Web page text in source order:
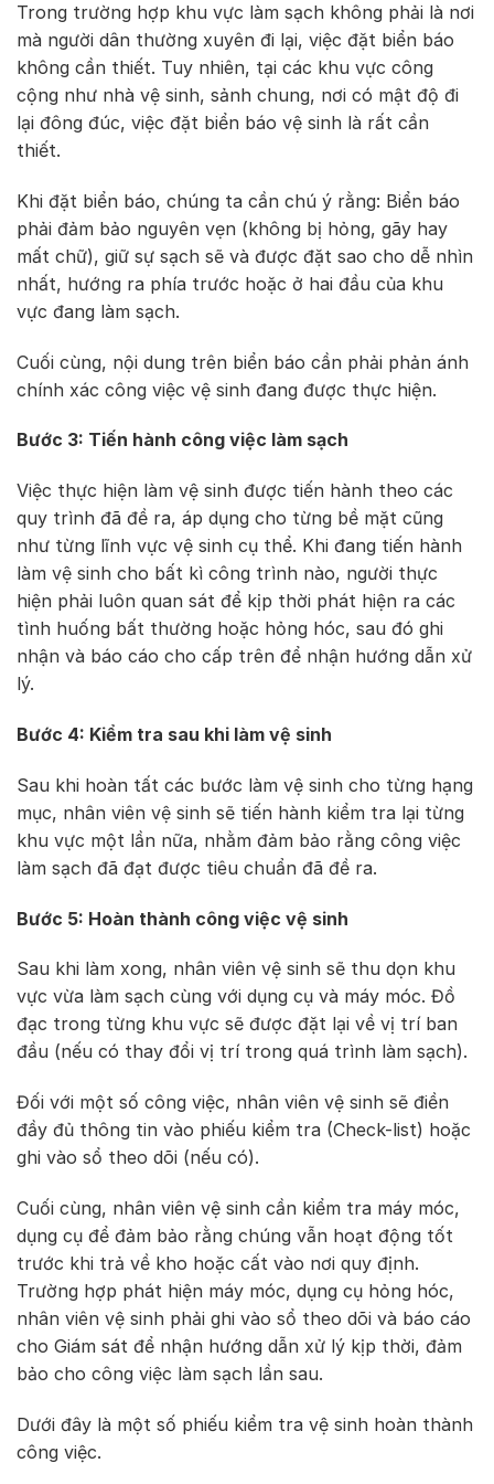
Trong trường hợp khu vực làm sạch không phải là nơi
mà người dân thường xuyên đi lại, việc đặt biển báo
không cần thiết. Tuy nhiên, tại các khu vực công
cộng như nhà vệ sinh, sảnh chung, nơi có mật độ đi
lại đông đúc, việc đặt biển báo vệ sinh là rất cần
thiết.
Khi đặt biển báo, chúng ta cần chú ý rằng: Biển báo
phải đảm bảo nguyên vẹn (không bị hỏng, gãy hay
mất chữ), giữ sự sạch sẽ và được đặt sao cho dễ nhìn
nhất, hướng ra phía trước hoặc ở hai đầu của khu
vực đang làm sạch.
Cuối cùng, nội dung trên biển báo cần phải phản ánh
chính xác công việc vệ sinh đang được thực hiện.
Bước 3: Tiến hành công việc làm sạch
Việc thực hiện làm vệ sinh được tiến hành theo các
quy trình đã đề ra, áp dụng cho từng bề mặt cũng
như từng lĩnh vực vệ sinh cụ thể. Khi đang tiến hành
làm vệ sinh cho bất kì công trình nào, người thực
hiện phải luôn quan sát để kịp thời phát hiện ra các
tình huống bất thường hoặc hỏng hóc, sau đó ghi
nhận và báo cáo cho cấp trên để nhận hướng dẫn xử
lý.
Bước 4: Kiểm tra sau khi làm vệ sinh
Sau khi hoàn tất các bước làm vệ sinh cho từng hạng
mục, nhân viên vệ sinh sẽ tiến hành kiểm tra lại từng
khu vực một lần nữa, nhằm đảm bảo rằng công việc
làm sạch đã đạt được tiêu chuẩn đã đề ra.
Bước 5: Hoàn thành công việc vệ sinh
Sau khi làm xong, nhân viên vệ sinh sẽ thu dọn khu
vực vừa làm sạch cùng với dụng cụ và máy móc. Đồ
đạc trong từng khu vực sẽ được đặt lại về vị trí ban
đầu (nếu có thay đổi vị trí trong quá trình làm sạch).
Đối với một số công việc, nhân viên vệ sinh sẽ điền
đầy đủ thông tin vào phiếu kiểm tra (Check-list) hoặc
ghi vào sổ theo dõi (nếu có).
Cuối cùng, nhân viên vệ sinh cần kiểm tra máy móc,
dụng cụ để đảm bảo rằng chúng vẫn hoạt động tốt
trước khi trả về kho hoặc cất vào nơi quy định.
Trường hợp phát hiện máy móc, dụng cụ hỏng hóc,
nhân viên vệ sinh phải ghi vào sổ theo dõi và báo cáo
cho Giám sát để nhận hướng dẫn xử lý kịp thời, đảm
bảo cho công việc làm sạch lần sau.
Dưới đây là một số phiếu kiểm tra vệ sinh hoàn thành
công việc.